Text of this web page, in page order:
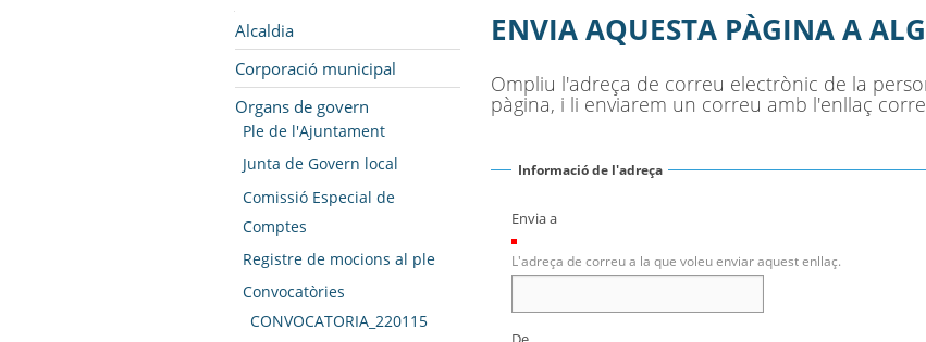
Alcaldia
Corporació municipal
Organs de govern
Ple de l'Ajuntament
Junta de Govern local
Comissió Especial de
Comptes
Registre de mocions al ple
Convocatòries
CONVOCATORIA_220115
ENVIA AQUESTA PÀGINA A
Ompliu l'adreça de correu electrònic de la
pàgina, i li enviarem un correu amb l'enllaç
Informació de l'adreça
Envia a
L'adreça de correu a la que voleu enviar aquest enllaç.